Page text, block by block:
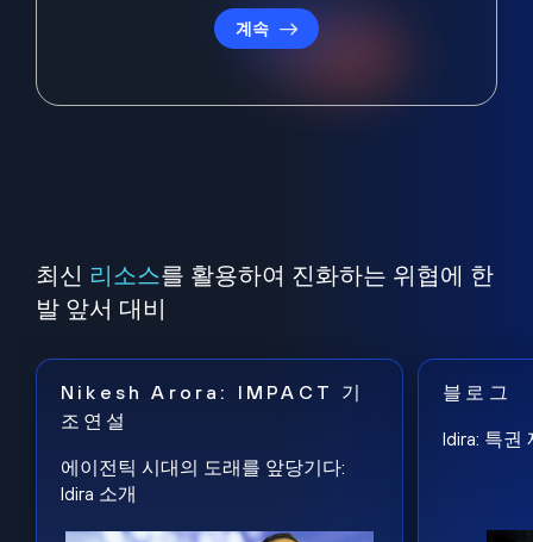
계속
최신 리소스를 활용하여 진화하는 위협에 한
발 앞서 대비
Nikesh Arora: IMPACT 기
조연설
에이전틱 시대의 도래를 앞당기다:
Idira 소개
블로그
Idira: 특권